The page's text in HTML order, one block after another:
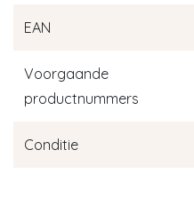
EAN
Voorgaande
productnummers
Conditie